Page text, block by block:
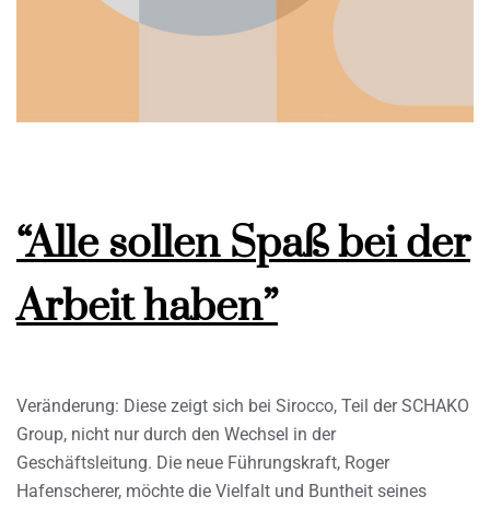
“Alle sollen Spaß bei der
Arbeit haben”
Veränderung: Diese zeigt sich bei Sirocco, Teil der SCHAKO
Group, nicht nur durch den Wechsel in der
Geschäftsleitung. Die neue Führungskraft, Roger
Hafenscherer, möchte die Vielfalt und Buntheit seines